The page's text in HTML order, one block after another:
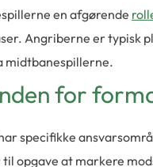
en afgørende
Angriberne er typisk
midtbanespillerne.
for
specifikke
opgave at markere